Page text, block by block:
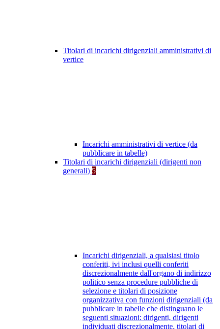
Titolari di incarichi dirigenziali amministrativi di
vertice
Incarichi amministrativi di vertice (da
pubblicare in tabelle)
Titolari di incarichi dirigenziali (dirigenti non
generali) 5
Incarichi dirigenziali, a qualsiasi titolo
conferiti, ivi inclusi quelli conferiti
discrezionalmente dall'organo di indirizzo
politico senza procedure pubbliche di
selezione e titolari di posizione
organizzativa con funzioni dirigenziali (da
pubblicare in tabelle che distinguano le
seguenti situazioni: dirigenti, dirigenti
individuati discrezionalmente, titolari di